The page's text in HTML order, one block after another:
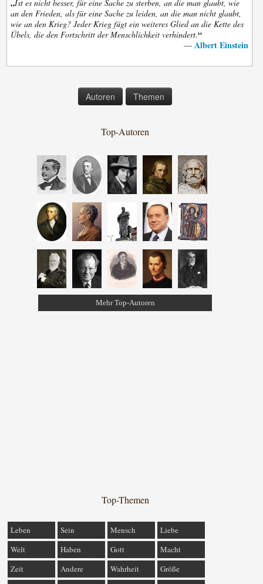
„Ist es nicht besser, für eine Sache zu sterben, an die man glaubt, wie
an den Frieden, als für eine Sache zu leiden, an die man nicht glaubt,
wie an den Krieg? Jeder Krieg fügt ein weiteres Glied an die Kette des
Übels, die den Fortschritt der Menschlichkeit verhindert.“
— Albert Einstein
Autoren Themen
Top-Autoren
Mehr Top-Autoren
Top-Themen
Leben Sein Mensch
Liebe
Welt
Haben Gott
Macht
Zeit
Andere Wahrheit
Größe